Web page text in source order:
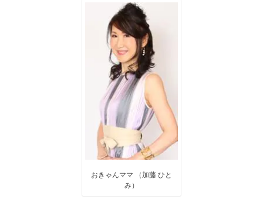
おきゃんママ （加藤 ひと
み）